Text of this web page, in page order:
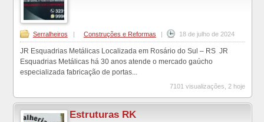
Serralheiros | Construções e Reformas | 18 de julho de 2024
JR Esquadrias Metálicas Localizada em Rosário do Sul – RS JR
Esquadrias Metálicas há 30 anos atende o mercado gaúcho
especializada fabricação de portas...
7101 visualizações, 2 hoje
Estruturas RK